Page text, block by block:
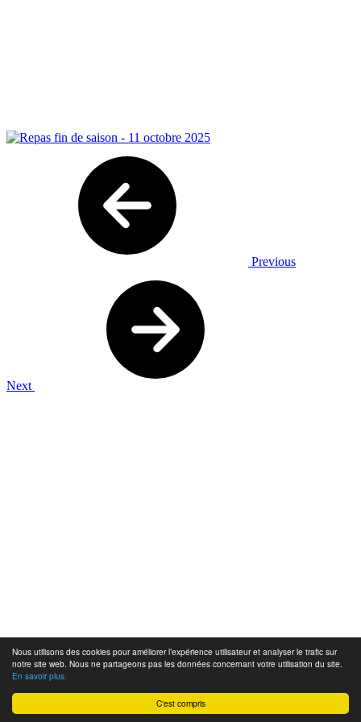
C'est compris
Nous utilisons des cookies pour améliorer l’expérience utilisateur et analyser le trafic sur
notre site web. Nous ne partageons pas les données concernant votre utilisation du site.
En savoir plus.
Previous
Next